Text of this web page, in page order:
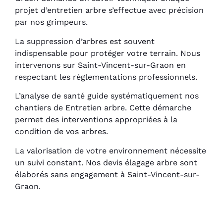
projet d’entretien arbre s’effectue avec précision
par nos grimpeurs.
La suppression d’arbres est souvent
indispensable pour protéger votre terrain. Nous
intervenons sur Saint-Vincent-sur-Graon en
respectant les réglementations professionnels.
L’analyse de santé guide systématiquement nos
chantiers de Entretien arbre. Cette démarche
permet des interventions appropriées à la
condition de vos arbres.
La valorisation de votre environnement nécessite
un suivi constant. Nos devis élagage arbre sont
élaborés sans engagement à Saint-Vincent-sur-
Graon.